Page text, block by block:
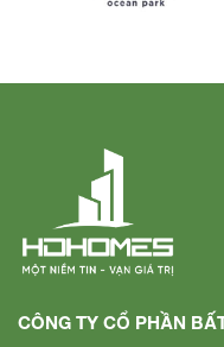
CÔNG TY CỔ PHẦN